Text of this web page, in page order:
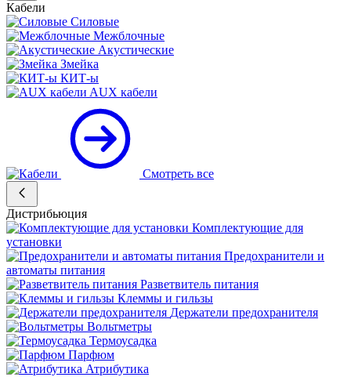
Кабели
Силовые
Межблочные
Акустические
Змейка
КИТ-ы
AUX кабели
Смотреть все
Дистрибьюция
Комплектующие для
установки
Предохранители и
автоматы питания
Разветвитель питания
Клеммы и гильзы
Держатели предохранителя
Вольтметры
Термоусадка
Парфюм
Атрибутика